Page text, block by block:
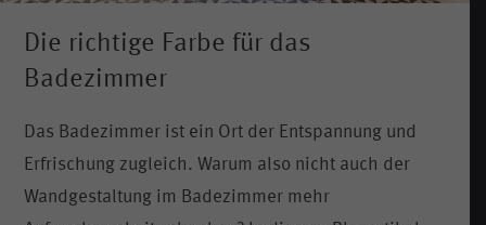
Die richtige Farbe für das
Badezimmer
Das Badezimmer ist ein Ort der Entspannung und
Erfrischung zugleich. Warum also nicht auch der
Wandgestaltung im Badezimmer mehr